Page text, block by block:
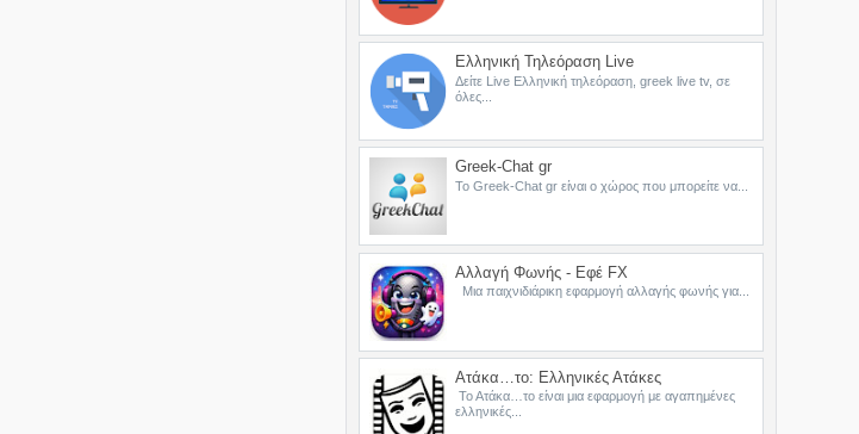
Ελληνική Τηλεόραση Live
Δείτε Live Ελληνική τηλεόραση, greek live tv, σε
όλες...
Greek-Chat gr
Το Greek-Chat gr είναι ο χώρος που μπορείτε να...
Αλλαγή Φωνής - Εφέ FX
Μια παιχνιδιάρικη εφαρμογή αλλαγής φωνής για...
Ατάκα…το: Ελληνικές Ατάκες
Το Ατάκα…το είναι μια εφαρμογή με αγαπημένες
ελληνικές...